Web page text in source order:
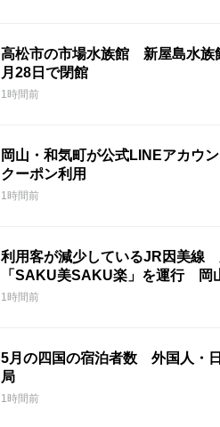
高松市の市場水族館 新屋島水族
月28日で閉館
1時間前
岡山・和気町が公式LINEアカウ
クーポン利用
1時間前
利用客が減少しているJR因美線
「SAKU美SAKU楽」を運行 岡
1時間前
5月の四国の宿泊者数 外国人・
局
1時間前